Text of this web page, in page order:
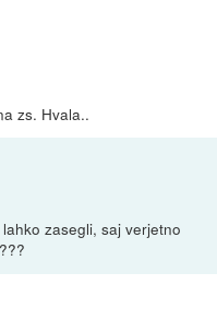
zs. Hvala..
zasegli, saj verjetno